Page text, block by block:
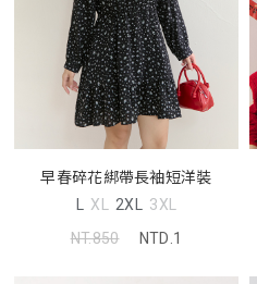
早春碎花綁帶長袖短洋裝
L XL 2XL 3XL
NT.850
NTD.1